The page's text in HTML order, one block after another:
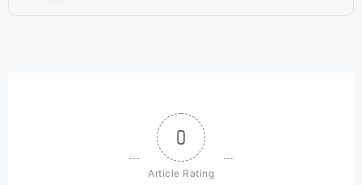
0
Article Rating